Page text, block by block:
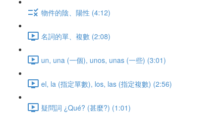
物件的陰、陽性 (4:12)
名詞的單、複數 (2:08)
un, una (一個), unos, unas (一些) (3:01)
el, la (指定單數), los, las (指定複數) (2:56)
疑問詞 ¿Qué? (甚麼?) (1:01)